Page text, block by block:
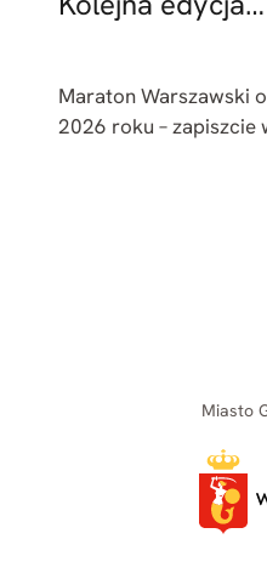
Maraton Warszawski
2026 roku – zapiszcie
Miasto